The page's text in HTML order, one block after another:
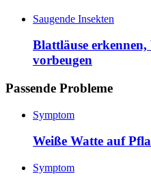
Saugende Insekten
Blattläuse
vorbeugen
Passende Probleme
Symptom
Weiße Watte auf
Symptom